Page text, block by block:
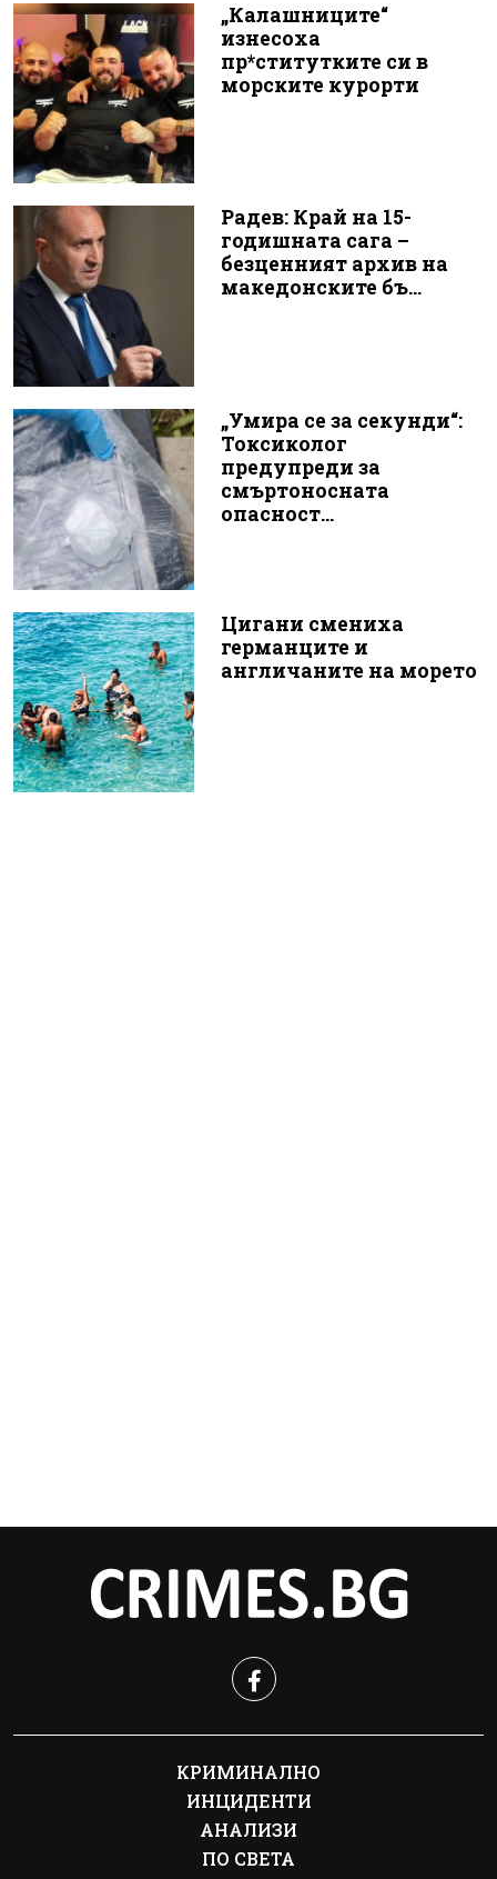
„Калашниците“
изнесоха
пр*ститутките си в
морските курорти
Радев: Край на 15-
годишната сага –
безценният архив на
македонските бъ...
„Умира се за секунди“:
Токсиколог
предупреди за
смъртоносната
опасност...
Цигани смениха
германците и
англичаните на морето
КРИМИНАЛНО
ИНЦИДЕНТИ
АНАЛИЗИ
ПО СВЕТА